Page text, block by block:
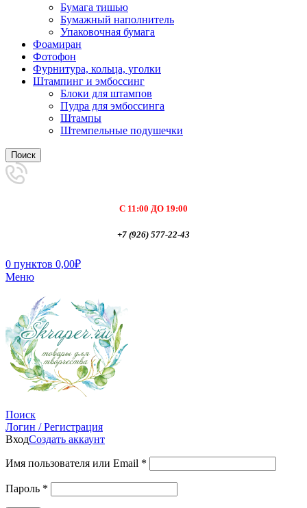
Бумага тишью
Бумажный наполнитель
Упаковочная бумага
Фоамиран
Фотофон
Фурнитура, кольца, уголки
Штампинг и эмбоссинг
Блоки для штампов
Пудра для эмбоссинга
Штампы
Штемпельные подушечки
Поиск
С 11:00 ДО 19:00
+7 (926) 577-22-43
0 пунктов 0,00₽
Меню
Поиск
Логин / Регистрация
ВходСоздать аккаунт
Имя пользователя или Email *
Пароль *